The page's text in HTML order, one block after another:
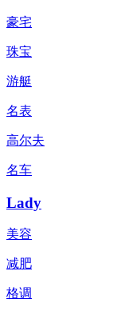
豪宅
珠宝
游艇
名表
高尔夫
名车
Lady
美容
减肥
格调